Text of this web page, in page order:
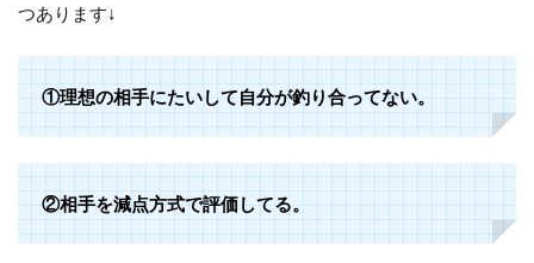
つあります↓
①理想の相手にたいして自分が釣り合ってない。
②相手を減点方式で評価してる。